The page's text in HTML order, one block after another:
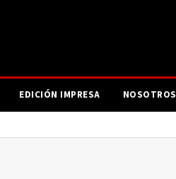
EDICIÓN IMPRESA NOSOTROS